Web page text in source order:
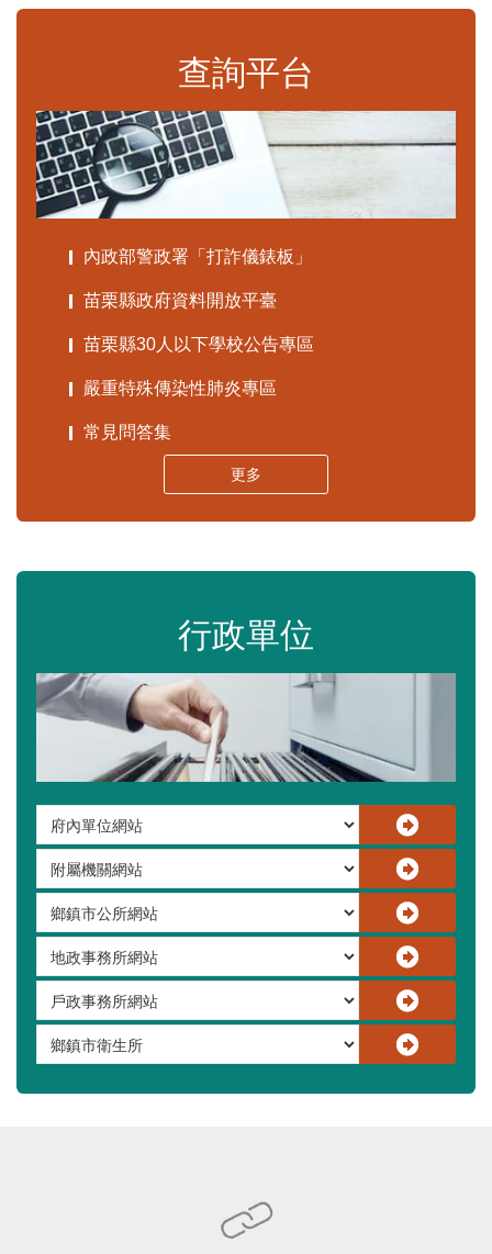
查詢平台
內政部警政署「打詐儀錶板」
苗栗縣政府資料開放平臺
苗栗縣30人以下學校公告專區
嚴重特殊傳染性肺炎專區
常見問答集
更多
行政單位